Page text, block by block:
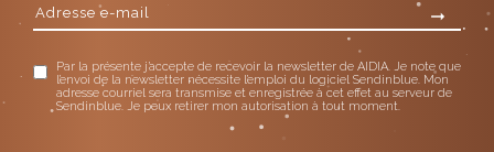
Par la présente j’accepte de recevoir la newsletter de AIDIA. Je note que
l’envoi de la newsletter nécessite l’emploi du logiciel Sendinblue. Mon
adresse courriel sera transmise et enregistrée à cet effet au serveur de
Sendinblue. Je peux retirer mon autorisation à tout moment.